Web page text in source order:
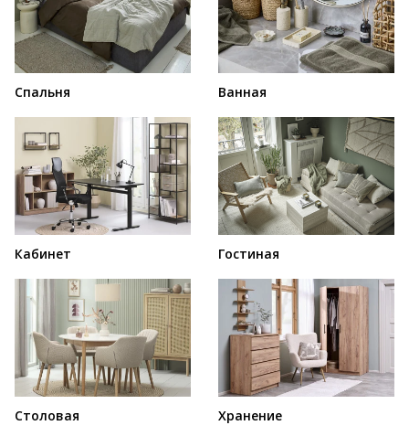
Спальня Ванная
Кабинет Гостиная
Столовая Хранение